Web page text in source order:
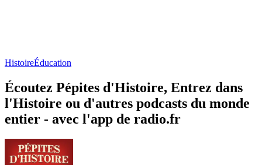
HistoireÉducation
Écoutez Pépites d'Histoire, Entrez dans
l'Histoire ou d'autres podcasts du monde
entier - avec l'app de radio.fr